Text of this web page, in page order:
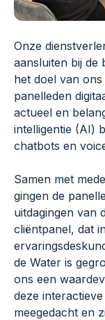
Onze
aansluiten bij de
het doel van
panelleden
actueel en
intelligentie (AI)
chatbots en
Samen met
gingen de
uitdagingen van
cliëntpanel, dat
de Water is
ons een
deze
meegedacht en